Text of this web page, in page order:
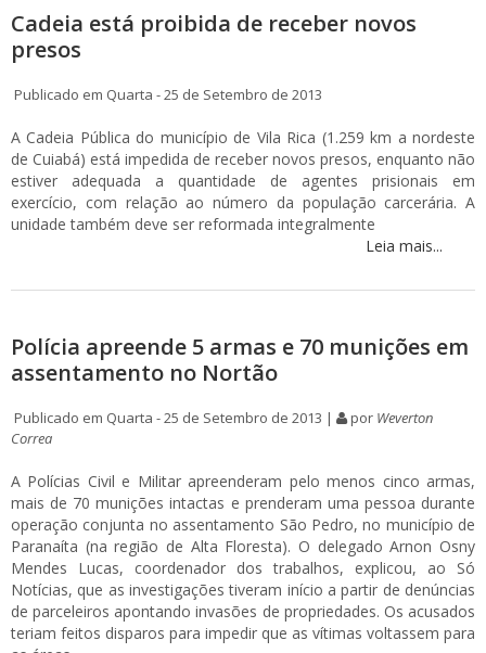
Cadeia está proibida de receber novos
presos
Publicado em Quarta - 25 de Setembro de 2013
A Cadeia Pública do município de Vila Rica (1.259 km a nordeste
de Cuiabá) está impedida de receber novos presos, enquanto não
estiver adequada a quantidade de agentes prisionais em
exercício, com relação ao número da população carcerária. A
unidade também deve ser reformada integralmente
Leia mais...
Polícia apreende 5 armas e 70 munições em
assentamento no Nortão
Publicado em Quarta - 25 de Setembro de 2013 | por Weverton
Correa
A Polícias Civil e Militar apreenderam pelo menos cinco armas,
mais de 70 munições intactas e prenderam uma pessoa durante
operação conjunta no assentamento São Pedro, no município de
Paranaíta (na região de Alta Floresta). O delegado Arnon Osny
Mendes Lucas, coordenador dos trabalhos, explicou, ao Só
Notícias, que as investigações tiveram início a partir de denúncias
de parceleiros apontando invasões de propriedades. Os acusados
teriam feitos disparos para impedir que as vítimas voltassem para